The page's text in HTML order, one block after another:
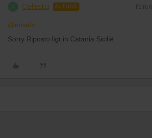
Celesta AUTHOR
@mcadv
Sorry Riposto ligt in Catania Sicilië